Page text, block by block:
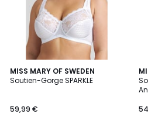
MISS MARY OF SWEDEN
Soutien-Gorge SPARKLE
59,99 €
1
/
2
Couleurs
3